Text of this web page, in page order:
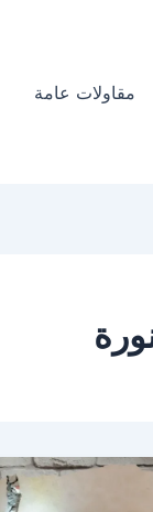
مقاولات عامة